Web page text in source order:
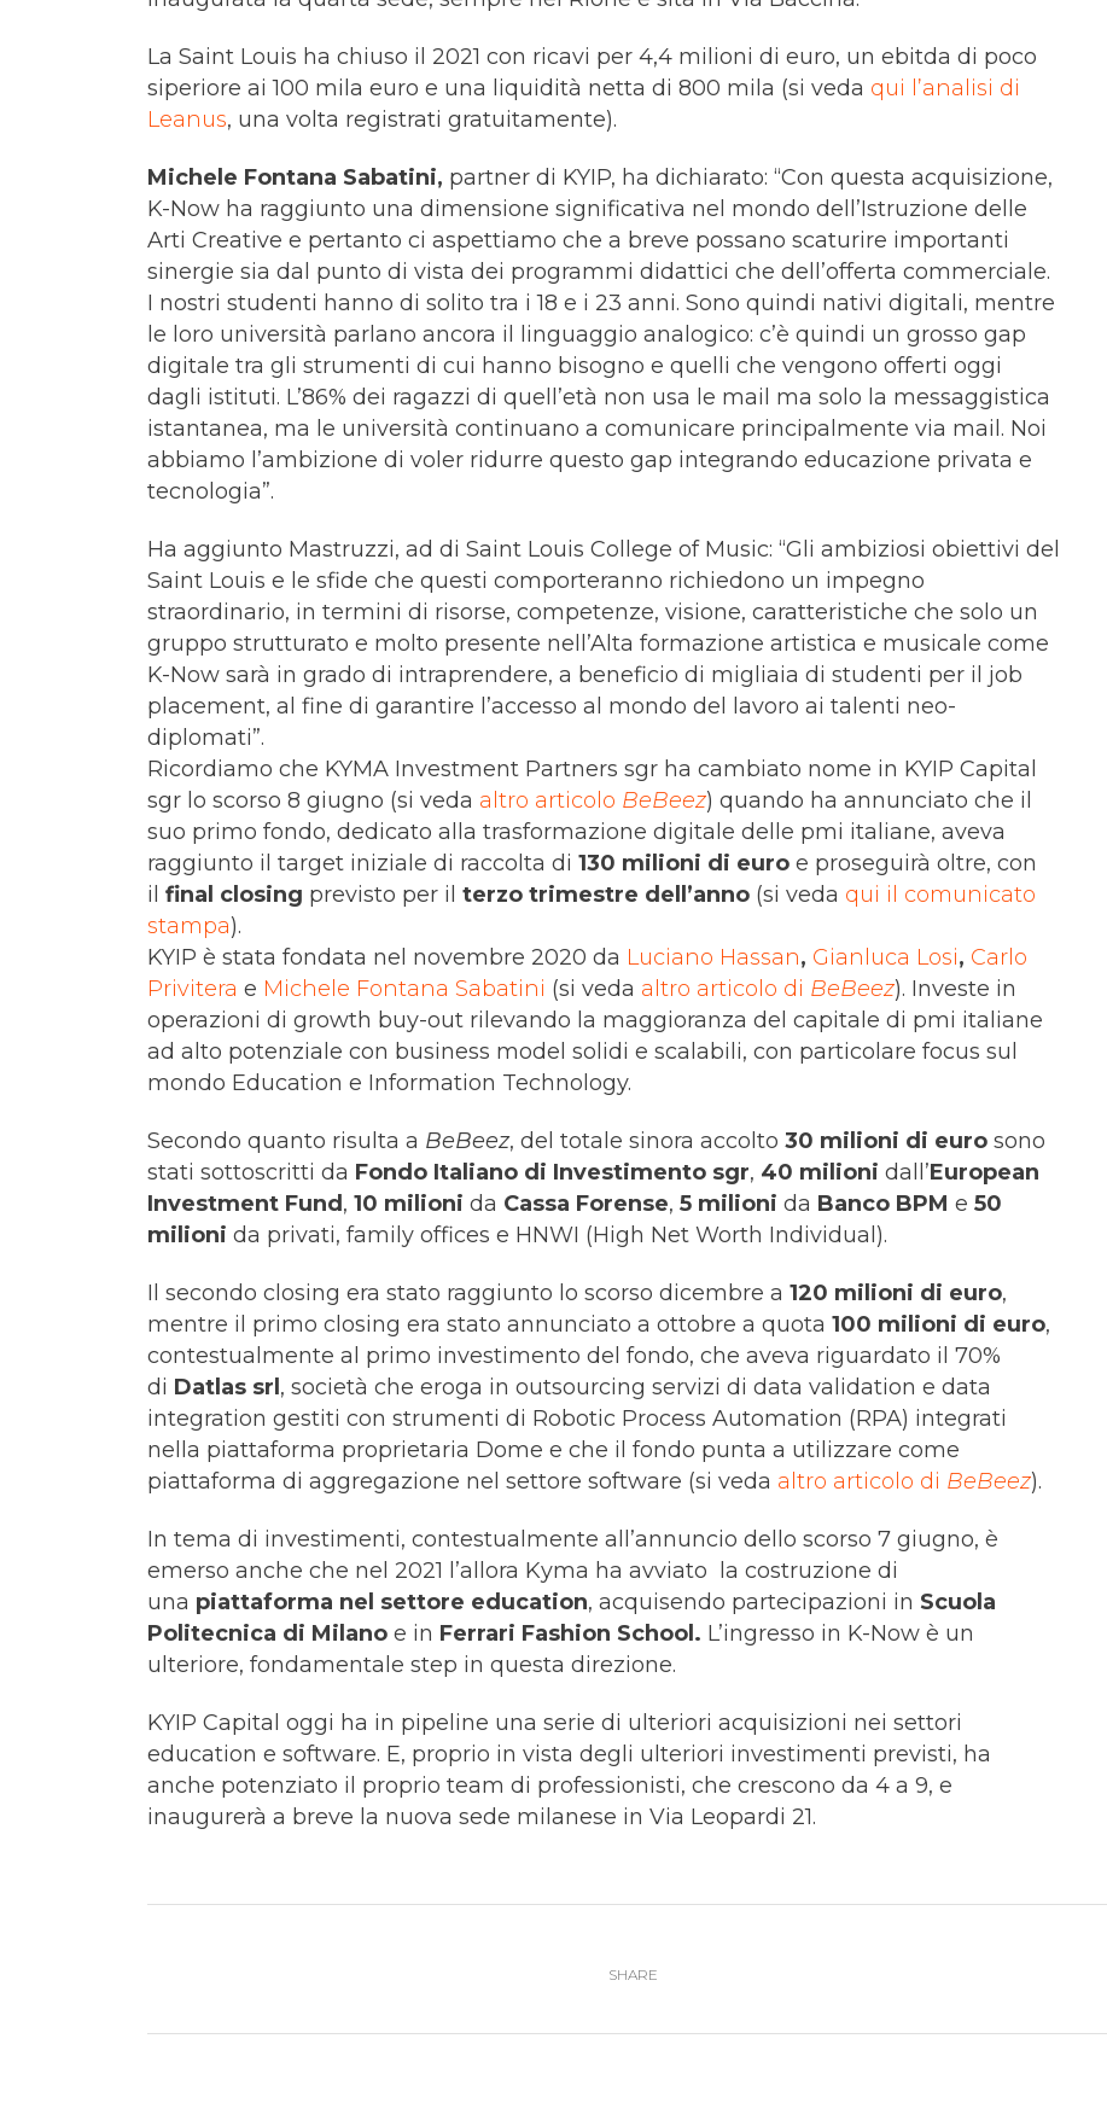
La Saint Louis ha chiuso il 2021 con ricavi per 4,4 milioni di euro, un ebitda di poco
siperiore ai 100 mila euro e una liquidità netta di 800 mila (si veda qui l’analisi di
Leanus, una volta registrati gratuitamente).
Michele Fontana Sabatini, partner di KYIP, ha dichiarato: “Con questa acquisizione,
K-Now ha raggiunto una dimensione significativa nel mondo dell’Istruzione delle
Arti Creative e pertanto ci aspettiamo che a breve possano scaturire importanti
sinergie sia dal punto di vista dei programmi didattici che dell’offerta commerciale.
I nostri studenti hanno di solito tra i 18 e i 23 anni. Sono quindi nativi digitali, mentre
le loro università parlano ancora il linguaggio analogico: c’è quindi un grosso gap
digitale tra gli strumenti di cui hanno bisogno e quelli che vengono offerti oggi
dagli istituti. L’86% dei ragazzi di quell’età non usa le mail ma solo la messaggistica
istantanea, ma le università continuano a comunicare principalmente via mail. Noi
abbiamo l’ambizione di voler ridurre questo gap integrando educazione privata e
tecnologia”.
Ha aggiunto Mastruzzi, ad di Saint Louis College of Music: “Gli ambiziosi obiettivi del
Saint Louis e le sfide che questi comporteranno richiedono un impegno
straordinario, in termini di risorse, competenze, visione, caratteristiche che solo un
gruppo strutturato e molto presente nell’Alta formazione artistica e musicale come
K-Now sarà in grado di intraprendere, a beneficio di migliaia di studenti per il job
placement, al fine di garantire l’accesso al mondo del lavoro ai talenti neo-
diplomati”.
Ricordiamo che KYMA Investment Partners sgr ha cambiato nome in KYIP Capital
sgr lo scorso 8 giugno (si veda altro articolo BeBeez) quando ha annunciato che il
suo primo fondo, dedicato alla trasformazione digitale delle pmi italiane, aveva
raggiunto il target iniziale di raccolta di 130 milioni di euro e proseguirà oltre, con
il final closing previsto per il terzo trimestre dell’anno (si veda qui il comunicato
stampa).
KYIP è stata fondata nel novembre 2020 da Luciano Hassan, Gianluca Losi, Carlo
Privitera e Michele Fontana Sabatini (si veda altro articolo di BeBeez). Investe in
operazioni di growth buy-out rilevando la maggioranza del capitale di pmi italiane
ad alto potenziale con business model solidi e scalabili, con particolare focus sul
mondo Education e Information Technology.
Secondo quanto risulta a BeBeez, del totale sinora accolto 30 milioni di euro sono
stati sottoscritti da Fondo Italiano di Investimento sgr, 40 milioni dall’European
Investment Fund , 10 milioni da Cassa Forense, 5 milioni da Banco BPM e 50
milioni da privati, family offices e HNWI (High Net Worth Individual).
Il secondo closing era stato raggiunto lo scorso dicembre a 120 milioni di euro,
mentre il primo closing era stato annunciato a ottobre a quota 100 milioni di euro,
contestualmente al primo investimento del fondo, che aveva riguardato il 70%
di Datlas srl , società che eroga in outsourcing servizi di data validation e data
integration gestiti con strumenti di Robotic Process Automation (RPA) integrati
nella piattaforma proprietaria Dome e che il fondo punta a utilizzare come
piattaforma di aggregazione nel settore software (si veda altro articolo di BeBeez).
In tema di investimenti, contestualmente all’annuncio dello scorso 7 giugno, è
emerso anche che nel 2021 l’allora Kyma ha avviato la costruzione di
una piattaforma nel settore education, acquisendo partecipazioni in Scuola
Politecnica di Milano e in Ferrari Fashion School. L’ingresso in K-Now è un
ulteriore, fondamentale step in questa direzione.
KYIP Capital oggi ha in pipeline una serie di ulteriori acquisizioni nei settori
education e software. E, proprio in vista degli ulteriori investimenti previsti, ha
anche potenziato il proprio team di professionisti, che crescono da 4 a 9, e
inaugurerà a breve la nuova sede milanese in Via Leopardi 21.
SHARE